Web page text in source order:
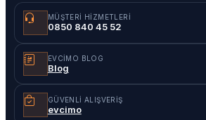
MÜŞTERI HIZMETLERI
0850 840 45 52
EVCIMO BLOG
Blog
GÜVENLI ALIŞVERIŞ
evcimo